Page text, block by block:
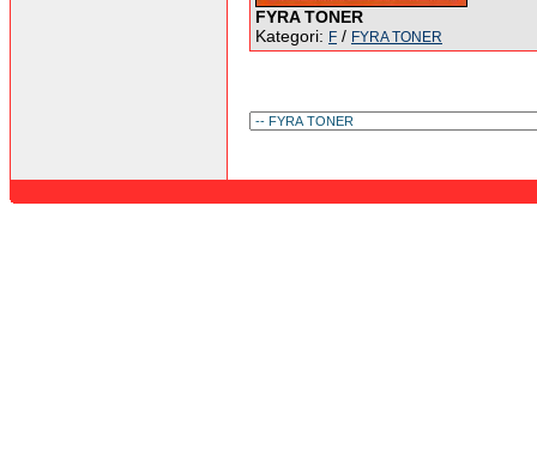
FYRA TONER
Kategori: F / FYRA TONER